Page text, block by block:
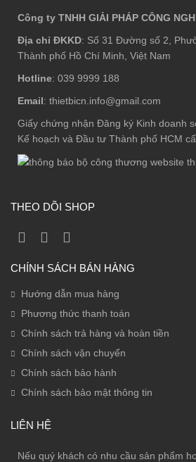
Công ty TNHH GIẢI PHÁP CÔNG
Địa chỉ ĐKKD: Số 31 Đường số 2,
Thành phố Hồ Chí Minh, Việt Nam
Hotline: 039 9999 188
Email: thietbicn.info@gmail.com
Giấy chứng nhận Đăng ký Kinh doanh
Kế hoạch và Đầu tư Thành phố HCM
THEO DÕI SHOP
CHÍNH SÁCH BÁN HÀNG
Hướng dẫn mua hàng
Phương thức thanh toán
Chính sách trả hàng và hoàn tiền
Chính sách vận chuyển
Chính sách bảo hành
Chính sách bảo mật thông tin
LIÊN HỆ
Nếu quý khách có nhu cầu sản phẩm